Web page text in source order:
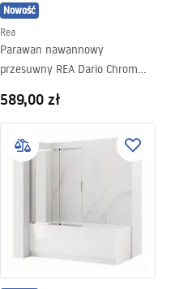
Nowość
Rea
Parawan nawannowy
przesuwny REA Dario Chrom
589,00 zł